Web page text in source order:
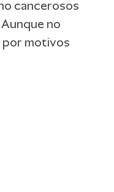
cancerosos
no
por motivos